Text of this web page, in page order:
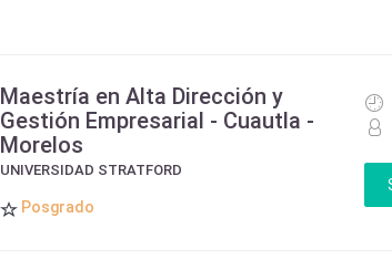
Maestría en Alta Dirección y
Gestión Empresarial - Cuautla -
Morelos
UNIVERSIDAD STRATFORD
Posgrado